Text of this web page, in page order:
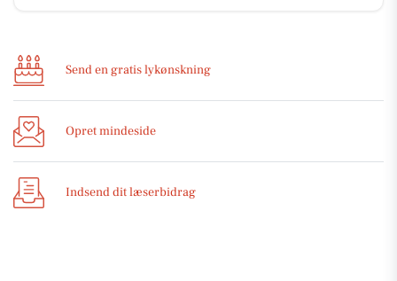
Send en gratis lykønskning
Opret mindeside
Indsend dit læserbidrag